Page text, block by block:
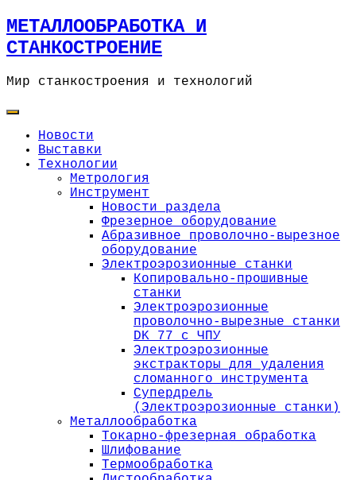
Skip
to
content
МЕТАЛЛООБРАБОТКА И
СТАНКОСТРОЕНИЕ
Мир станкостроения и технологий
Новости
Выставки
Технологии
Метрология
Инструмент
Новости раздела
Фрезерное оборудование
Абразивное проволочно-вырезное
оборудование
Электроэрозионные станки
Копировально-прошивные
станки
Электроэрозионные
проволочно-вырезные станки
DK 77 с ЧПУ
Электроэрозионные
экстракторы для удаления
сломанного инструмента
Супердрель
(Электроэрозионные станки)
Металлообработка
Токарно-фрезерная обработка
Шлифование
Термообработка